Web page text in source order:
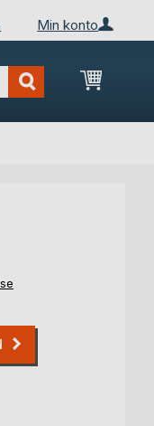
Min konto
Min